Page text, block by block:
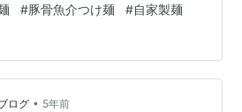
まっている。つけダレの具はなる
場合は具はなしと、書き添えられ
。思ったほど、レモンのさっぱり
役は豚肉。濃いめの甘辛い味付け
麻。キャベツにはレモン煮らしさ
#豚骨魚介つけ麺 #自家製麺
ログ • 5年前